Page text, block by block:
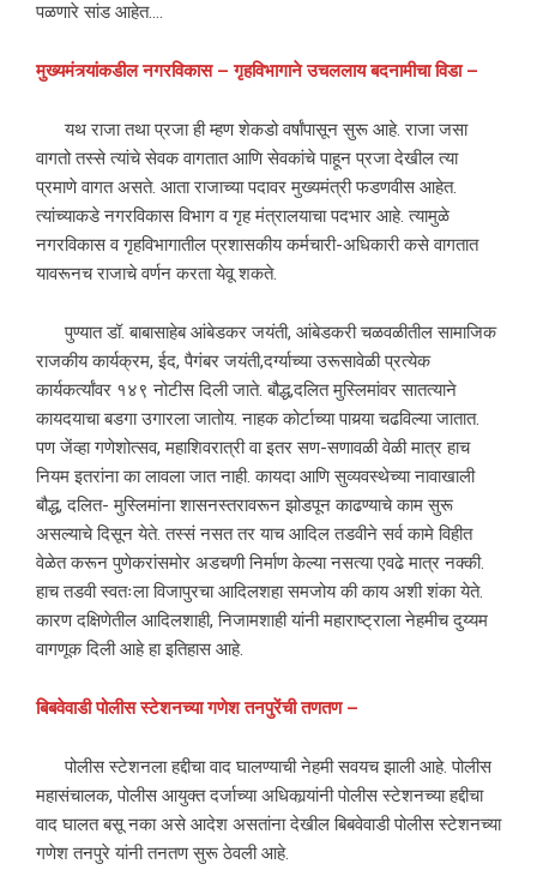
पळणारे सांड आहेत….
मुख्यमंत्र्यांकडील नगरविकास–गृहविभागाने उचललाय बदनामीचा विडा–
यथ राजा तथा प्रजा ही म्हण शेकडो वर्षांपासून सुरू आहे. राजा जसा
वागतो तस्से त्यांचे सेवक वागतात आणि सेवकांचे पाहून प्रजा देखील त्या
प्रमाणे वागत असते. आता राजाच्या पदावर मुख्यमंत्री फडणवीस आहेत.
त्यांच्याकडे नगरविकास विभाग व गृह मंत्रालयाचा पदभार आहे. त्यामुळे
नगरविकास व गृहविभागातील प्रशासकीय कर्मचारी-अधिकारी कसे वागतात
यावरूनच राजाचे वर्णन करता येवू शकते.
पुण्यात डॉ. बाबासाहेब आंबेडकर जयंती, आंबेडकरी चळवळीतील सामाजिक
राजकीय कार्यक्रम, ईद, पैगंबर जयंती,दर्ग्याच्या उरूसावेळी प्रत्येक
कार्यकर्त्यांवर १४९ नोटीस दिली जाते. बौद्ध,दलित मुस्लिमांवर सातत्याने
कायदयाचा बडगा उगारला जातोय. नाहक कोर्टाच्या पायर्‍या चढविल्या जातात.
पण जेंव्हा गणेशोत्सव, महाशिवरात्री वा इतर सण-सणावळी वेळी मात्र हाच
नियम इतरांना का लावला जात नाही. कायदा आणि सुव्यवस्थेच्या नावाखाली
बौद्ध, दलित- मुस्लिमांना शासनस्तरावरून झोडपून काढण्याचे काम सुरू
असल्याचे दिसून येते. तस्सं नसत तर याच आदिल तडवीने सर्व कामे विहीत
वेळेत करून पुणेकरांसमोर अडचणी निर्माण केल्या नसत्या एवढे मात्र नक्की.
हाच तडवी स्वतःला विजापुरचा आदिलशहा समजोय की काय अशी शंका येते.
कारण दक्षिणेतील आदिलशाही, निजामशाही यांनी महाराष्ट्राला नेहमीच दुय्यम
वागणूक दिली आहे हा इतिहास आहे.
बिबवेवाडी पोलीस स्टेशनच्या गणेश तनपुरेंची तणतण–
पोलीस स्टेशनला हद्दीचा वाद घालण्याची नेहमी सवयच झाली आहे. पोलीस
महासंचालक, पोलीस आयुक्त दर्जाच्या अधिकार्‍यांनी पोलीस स्टेशनच्या हद्दीचा
वाद घालत बसू नका असे आदेश असतांना देखील बिबवेवाडी पोलीस स्टेशनच्या
गणेश तनपुरे यांनी तनतण सुरू ठेवली आहे.